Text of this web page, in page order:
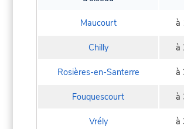
Maucourt à
Chilly à
Rosières-en-Santerre à
Fouquescourt à
Vrély à